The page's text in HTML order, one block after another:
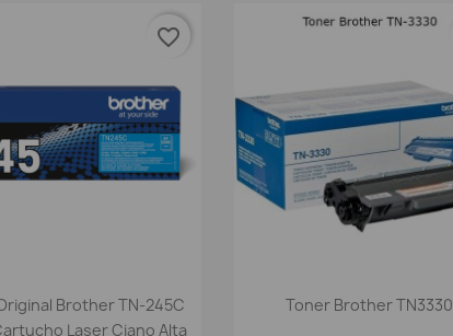
Vista rápida
Brother TN-245C
Laser Ciano Alta
favorite_border
Vista rápida
Toner Brother TN3330